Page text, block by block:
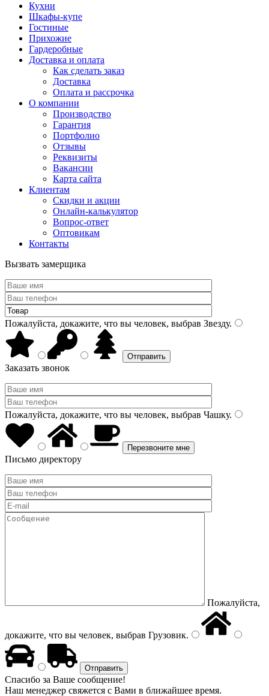
Кухни
Шкафы-купе
Гостиные
Прихожие
Гардеробные
Доставка и оплата
Как сделать заказ
Доставка
Оплата и рассрочка
О компании
Производство
Гарантия
Портфолио
Отзывы
Реквизиты
Вакансии
Карта сайта
Клиентам
Скидки и акции
Онлайн-калькулятор
Вопрос-ответ
Оптовикам
Контакты
Вызвать замерщика
Пожалуйста, докажите, что вы человек, выбрав Звезду.
Заказать звонок
Пожалуйста, докажите, что вы человек, выбрав Чашку.
Письмо директору
Пожалуйста,
докажите, что вы человек, выбрав Грузовик.
Спасибо за Ваше сообщение!
Наш менеджер свяжется с Вами в ближайшее время.